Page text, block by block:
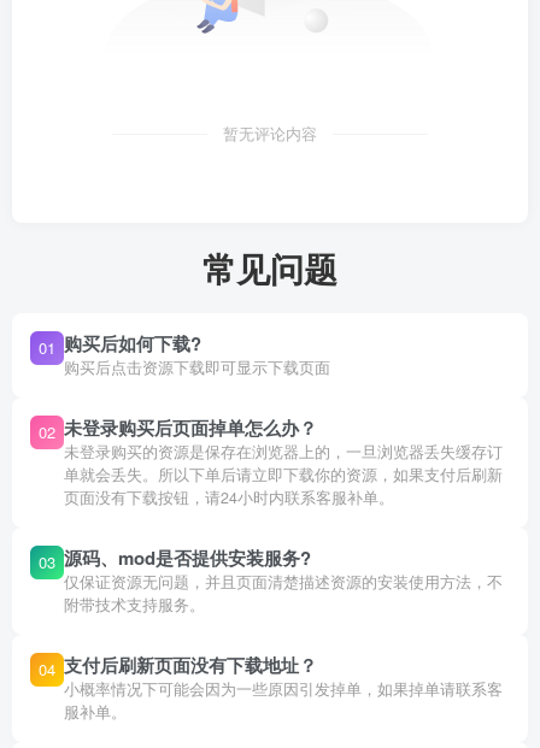
暂无评论内容
常见问题
01 购买后如何下载?
购买后点击资源下载即可显示下载页面
02 未登录购买后页面掉单怎么办？
未登录购买的资源是保存在浏览器上的，一旦浏览器丢失缓存订
单就会丢失。所以下单后请立即下载你的资源，如果支付后刷新
页面没有下载按钮，请24小时内联系客服补单。
03 源码、mod是否提供安装服务?
仅保证资源无问题，并且页面清楚描述资源的安装使用方法，不
附带技术支持服务。
04 支付后刷新页面没有下载地址？
小概率情况下可能会因为一些原因引发掉单，如果掉单请联系客
服补单。